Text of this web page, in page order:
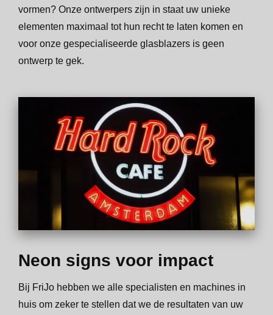
vormen? Onze ontwerpers zijn in staat uw unieke
elementen maximaal tot hun recht te laten komen en
voor onze gespecialiseerde glasblazers is geen
ontwerp te gek.
Neon signs voor impact
Bij FriJo hebben we alle specialisten en machines in
huis om zeker te stellen dat we de resultaten van uw